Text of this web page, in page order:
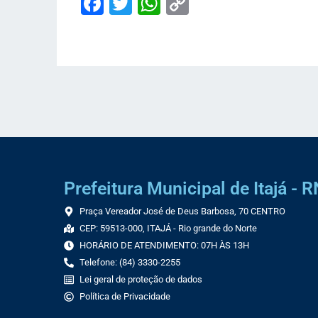
Prefeitura Municipal de Itajá -
Praça Vereador José de Deus Barbosa, 70 CENTRO
CEP: 59513-000, ITAJÁ - Rio grande do Norte
HORÁRIO DE ATENDIMENTO: 07H ÀS 13H
Telefone: (84) 3330-2255
Lei geral de proteção de dados
Política de Privacidade